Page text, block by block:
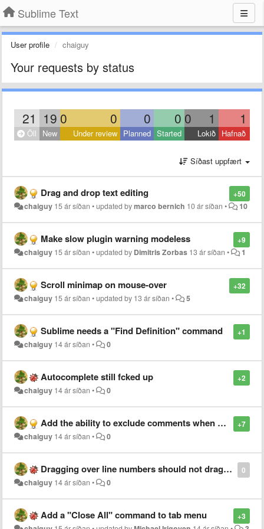
Sublime Text
User profile chaiguy
Your requests by status
21 19 0 0 0 0 0 1 1
Öll New Under review Planned Started Lokið Hafnað
Síðast uppfært
+50
Drag and drop text editing
chaiguy 15 ár síðan •updated bymarco bernich 10 ár síðan • 10
+9
Make slow plugin warning modeless
chaiguy 15 ár síðan •updated by Dimitris Zorbas 13 ár síðan • 1
+32
Scroll minimap on mouse-over
chaiguy 15 ár síðan •updated by 13 ár síðan • 5
+1
Sublime needs a "Find Definition" command
chaiguy 14 ár síðan • 0
+2
Autocomplete still fcked up
chaiguy 14 ár síðan • 0
+7
Add the ability to exclude comments when searching
chaiguy 14 ár síðan • 0
0
Dragging over line numbers should not drag and drop text
chaiguy 14 ár síðan • 0
+3
Add a "Close All" command to tab menu